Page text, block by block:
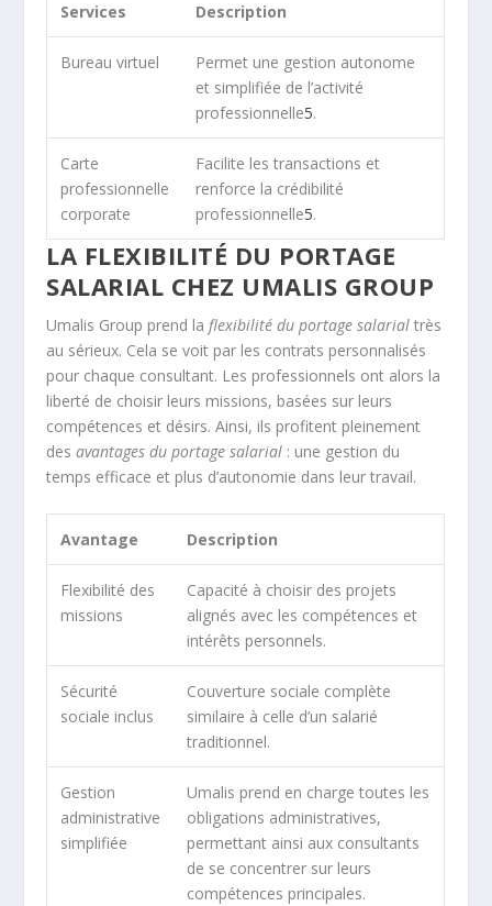
Services Description
Bureau virtuel
Permet une gestion autonome
et simplifiée de l’activité
professionnelle5.
Carte
professionnelle
corporate
Facilite les transactions et
renforce la crédibilité
professionnelle5.
LA FLEXIBILITÉ DU PORTAGE
SALARIAL CHEZ UMALIS GROUP
Umalis Group prend laflexibilité du portage salarial très
au sérieux. Cela se voit par les contrats personnalisés
pour chaque consultant. Les professionnels ont alors la
liberté de choisir leurs missions, basées sur leurs
compétences et désirs. Ainsi, ils profitent pleinement
desavantages du portage salarial : une gestion du
temps efficace et plus d’autonomie dans leur travail.
Avantage Description
Flexibilité des
missions
Capacité à choisir des projets
alignés avec les compétences et
intérêts personnels.
Sécurité
sociale inclus
Couverture sociale complète
similaire à celle d’un salarié
traditionnel.
Gestion
administrative
simplifiée
Umalis prend en charge toutes les
obligations administratives,
permettant ainsi aux consultants
de se concentrer sur leurs
compétences principales.